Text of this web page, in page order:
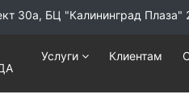
30а, БЦ "Калининград Плаза"
Услуги Клиентам